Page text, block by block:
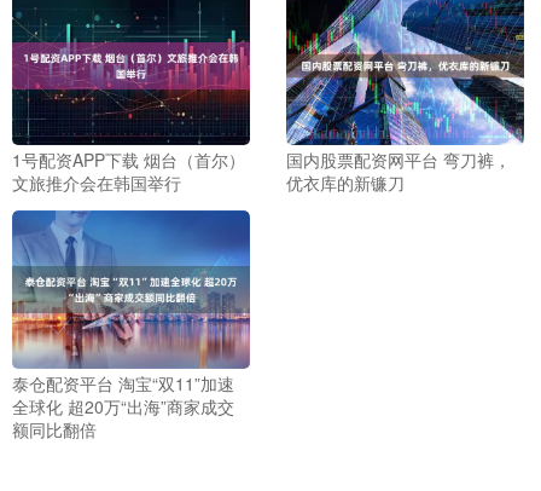
1号配资APP下载 烟台（首尔）
文旅推介会在韩国举行
国内股票配资网平台 弯刀裤，
优衣库的新镰刀
泰仓配资平台 淘宝“双11”加速
全球化 超20万“出海”商家成交
额同比翻倍